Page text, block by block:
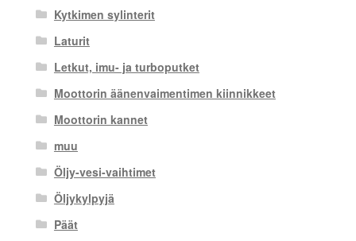
Kytkimen sylinterit
Laturit
Letkut, imu- ja turboputket
Moottorin äänenvaimentimen kiinnikkeet
Moottorin kannet
muu
Öljy-vesi-vaihtimet
Öljykylpyjä
Päät